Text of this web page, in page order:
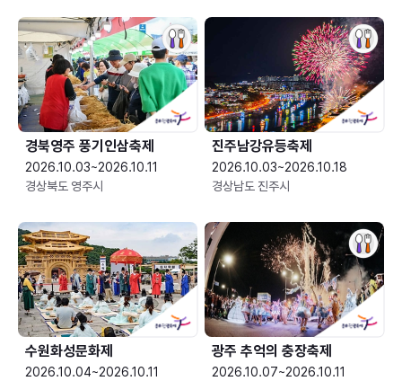
경북영주 풍기인삼축제
2026.10.03~2026.10.11
경상북도 영주시
진주남강유등축제
2026.10.03~2026.10.18
경상남도 진주시
수원화성문화제
2026.10.04~2026.10.11
광주 추억의 충장축제
2026.10.07~2026.10.11